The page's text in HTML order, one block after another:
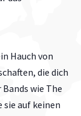
Hauch von
die dich
wie The
sie auf keinen